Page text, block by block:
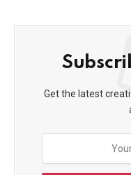
Get the latest